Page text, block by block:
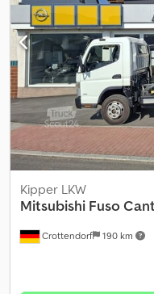
Fahrzeugstandortes.
zGG bis 6 t, Radstand
Rückfahrwarner, Airbag,
Technisch Höchst
GGW 4150kg, bis 4250 kg
lenkbar (Voraussetzungen
Crottendorf 190 km
Kipper LKW
Mitsubishi Fuso